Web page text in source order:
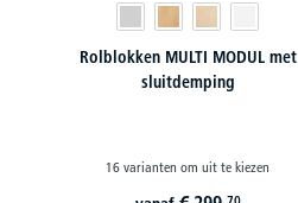
Rolblokken MULTI MODUL met
sluitdemping
16 varianten om uit te kiezen